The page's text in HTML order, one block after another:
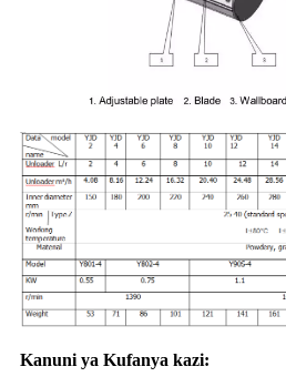
Kanuni ya Kufanya kazi: